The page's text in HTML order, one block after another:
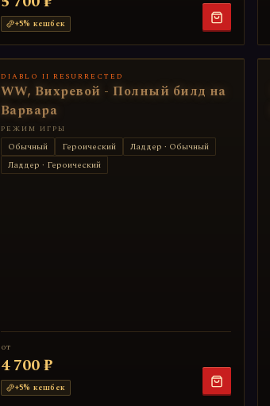
+5% кешбек
DIABLO II RESURRECTED
WW, Вихревой - Полный билд на
Варвара
РЕЖИМ ИГРЫ
Обычный Героический
Ладдер · Обычный
Ладдер · Героический
от
4 700 ₽
+5% кешбек